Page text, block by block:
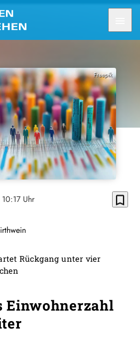
Freepik
Uhr bookmark_border
Rückgang unter vier
Einwohnerzahl